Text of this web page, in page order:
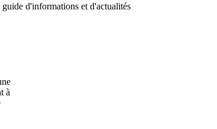
d'informations et d'actualités
à